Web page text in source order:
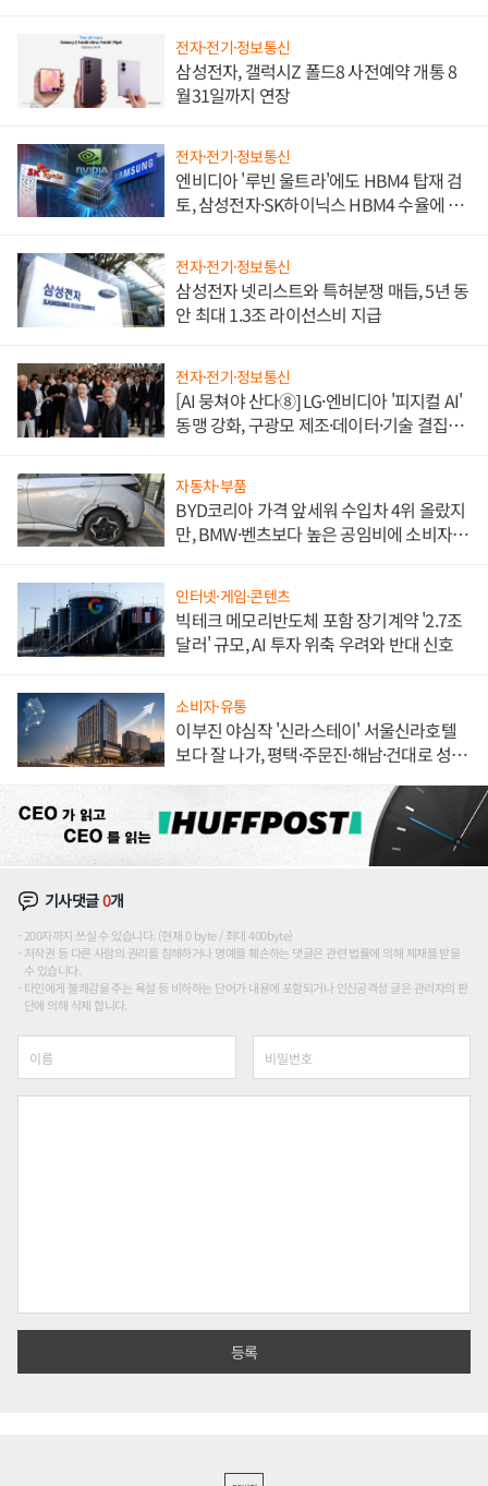
전자·전기·정보통신
삼성전자, 갤럭시Z 폴드8 사전예약 개통 8
월31일까지 연장
전자·전기·정보통신
엔비디아 '루빈 울트라'에도 HBM4 탑재 검
토, 삼성전자·SK하이닉스 HBM4 수율에 주
전자·전기·정보통신
삼성전자 넷리스트와 특허분쟁 매듭, 5년 동
안 최대 1.3조 라이선스비 지급
전자·전기·정보통신
[AI 뭉쳐야 산다⑧] LG·엔비디아 '피지컬 AI'
동맹 강화, 구광모 제조·데이터·기술 결집
자동차·부품
BYD코리아 가격 앞세워 수입차 4위 올랐지
만, BMW·벤츠보다 높은 공임비에 소비자
인터넷·게임·콘텐츠
빅테크 메모리반도체 포함 장기계약 '2.7조
달러' 규모, AI 투자 위축 우려와 반대 신호
소비자·유통
이부진 야심작 '신라스테이' 서울신라호텔
보다 잘 나가, 평택·주문진·해남·건대로 성
기사댓글0개
200자까지 쓰실 수 있습니다. (현재 0 byte / 최대 400byte)
저작권 등 다른 사람의 권리를 침해하거나 명예를 훼손하는 댓글은 관련 법률에 의해 제재를 받을
수 있습니다.
타인에게 불쾌감을 주는 욕설 등 비하하는 단어가 내용에 포함되거나 인신공격성 글은 관리자의 판
단에 의해 삭제 합니다.